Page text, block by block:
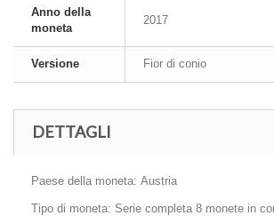
Anno della
moneta
2017
Versione Fior di conio
DETTAGLI
Paese della moneta: Austria
Tipo di moneta: Serie completa 8 monete in